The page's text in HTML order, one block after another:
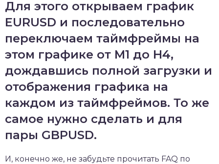
Для этого открываем график
EURUSD и последовательно
переключаем таймфреймы на
этом графике от М1 до Н4,
дождавшись полной загрузки и
отображения графика на
каждом из таймфреймов. То же
самое нужно сделать и для
пары GBPUSD.
И, конечно же, не забудьте прочитать FAQ по